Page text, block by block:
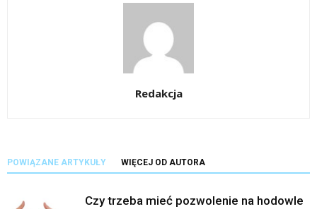
Redakcja
POWIĄZANE ARTYKUŁY WIĘCEJ OD AUTORA
Czy trzeba mieć pozwolenie na hodowle